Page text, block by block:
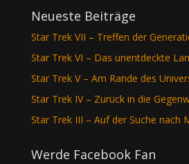
Neueste Beiträge
Star Trek VII – Treffen der
Star Trek VI – Das unentdeckte
Star Trek V – Am Rande des
Star Trek IV – Zurück in die
Star Trek III – Auf der Suche nach
Werde Facebook Fan